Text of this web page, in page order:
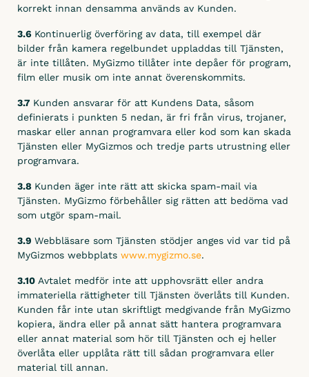
korrekt innan densamma används av Kunden.
3.6 Kontinuerlig överföring av data, till exempel där
bilder från kamera regelbundet uppladdas till Tjänsten,
är inte tillåten. MyGizmo tillåter inte depåer för program,
film eller musik om inte annat överenskommits.
3.7 Kunden ansvarar för att Kundens Data, såsom
definierats i punkten 5 nedan, är fri från virus, trojaner,
maskar eller annan programvara eller kod som kan skada
Tjänsten eller MyGizmos och tredje parts utrustning eller
programvara.
3.8 Kunden äger inte rätt att skicka spam-mail via
Tjänsten. MyGizmo förbehåller sig rätten att bedöma vad
som utgör spam-mail.
3.9 Webbläsare som Tjänsten stödjer anges vid var tid på
MyGizmos webbplats www.mygizmo.se.
3.10 Avtalet medför inte att upphovsrätt eller andra
immateriella rättigheter till Tjänsten överlåts till Kunden.
Kunden får inte utan skriftligt medgivande från MyGizmo
kopiera, ändra eller på annat sätt hantera programvara
eller annat material som hör till Tjänsten och ej heller
överlåta eller upplåta rätt till sådan programvara eller
material till annan.